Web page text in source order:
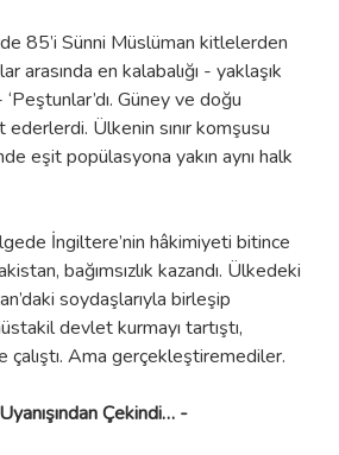
85’i Sünni Müslüman kitlelerden
arasında en kalabalığı - yaklaşık
Güney ve doğu
Ülkenin sınır komşusu
eşit popülasyona yakın aynı halk
İngiltere’nin hâkimiyeti bitince
bağımsızlık kazandı. Ülkedeki
soydaşlarıyla birleşip
devlet kurmayı tartıştı,
Ama gerçekleştiremediler.
Çekindi… -